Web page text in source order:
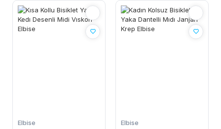
Elbise Elbise